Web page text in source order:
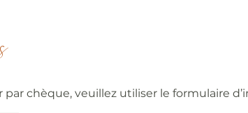
par chèque, veuillez utiliser le formulaire